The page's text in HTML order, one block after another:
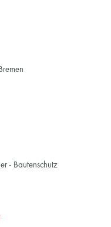
- Bautenschutz